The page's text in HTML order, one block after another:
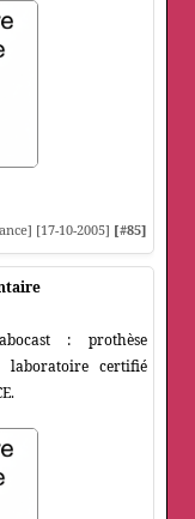
[17-10-2005] [#85]
: prothèse
laboratoire certifié